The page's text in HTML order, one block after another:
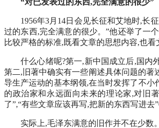
1956年3月14日会见长征和艾地时,长
过的东西,完全满意的很少。”他还举了一
比较严格的标准,既看文章的思想内容,也
什么心绪呢?第一,新中国成立后,国内
第二,旧著中确实有一些阐述具体问题的著
导生产运动的基本纲领,在当时发挥了不
的政治家和永远面向未来的理论家,对旧
了”,“有些文章应该再写,把新的东西写进去
实际上,毛泽东满意的旧作并不在少数